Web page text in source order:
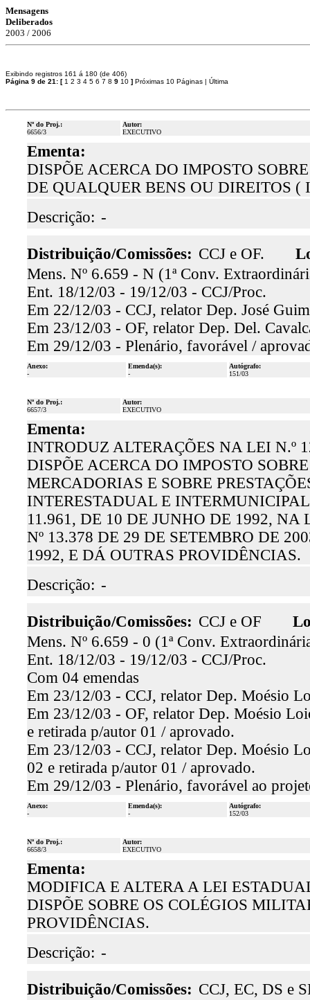
Mensagens
Deliberados
2003 / 2006
Exibindo registros 161 á 180 (de 406)
Página 9 de 21: [ 1 2 3 4 5 6 7 8 9 10 ] Próximas 10 Páginas | Última
Nº do Proj.:
6656/3
Autor:
EXECUTIVO
Ementa:
DISPÕE ACERCA DO IMPOSTO
DE QUALQUER BENS OU DIREITOS
Descrição: -
Distribuição/Comissões: CCJ e OF.
Mens. Nº 6.659 - N (1ª Conv.
Ent. 18/12/03 - 19/12/03 - CCJ/Proc.
Em 22/12/03 - CCJ, relator Dep. José
Em 23/12/03 - OF, relator Dep. Del.
Em 29/12/03 - Plenário, favorável /
Anexo:
-
Emenda(s):
-
Autógrafo:
151/03
Nº do Proj.:
6657/3
Autor:
EXECUTIVO
Ementa:
INTRODUZ ALTERAÇÕES NA LEI N.º
DISPÕE ACERCA DO IMPOSTO
MERCADORIAS E SOBRE
INTERESTADUAL E
11.961, DE 10 DE JUNHO DE 1992,
Nº 13.378 DE 29 DE SETEMBRO DE
1992, E DÁ OUTRAS PROVIDÊNCIAS.
Descrição: -
Distribuição/Comissões: CCJ e OF
Mens. Nº 6.659 - 0 (1ª Conv.
Ent. 18/12/03 - 19/12/03 - CCJ/Proc.
Com 04 emendas
Em 23/12/03 - CCJ, relator Dep. Moésio
Em 23/12/03 - OF, relator Dep. Moésio
e retirada p/autor 01 / aprovado.
Em 23/12/03 - CCJ, relator Dep. Moésio
02 e retirada p/autor 01 / aprovado.
Em 29/12/03 - Plenário, favorável ao
Anexo:
-
Emenda(s):
-
Autógrafo:
152/03
Nº do Proj.:
6658/3
Autor:
EXECUTIVO
Ementa:
MODIFICA E ALTERA A LEI
DISPÕE SOBRE OS COLÉGIOS
PROVIDÊNCIAS.
Descrição: -
Distribuição/Comissões: CCJ, EC, DS e